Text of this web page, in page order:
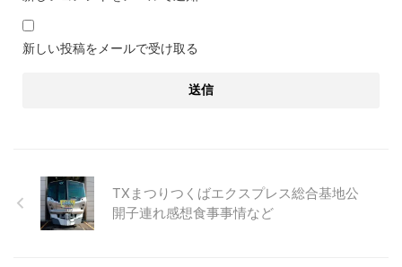
新しい投稿をメールで受け取る
TXまつりつくばエクスプレス総合基地公
開子連れ感想食事事情など